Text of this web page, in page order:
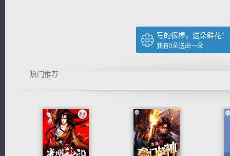
写的很棒，送朵鲜花！
我有0朵送出一朵
热门推荐